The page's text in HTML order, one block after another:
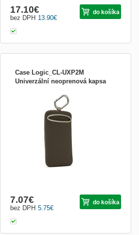
13.90€
bez DPH
17.10€ do košíka
Case Logic_CL-UXP2M
Univerzální neoprenová kapsa
* Neoprenové pouzdro na drobnou
elektroniku od mobilních telefonů, přes
MP3&amp;MP4 přehrávače, až po dig.
fotoaparáty; * Pružný neopren chrání a
brání náhodnému vypadnutí; * Dvě
samostatné kapsy jedna na elektroniku,
druhá na příslušenství (např. sluchát..
5.75€
bez DPH
7.07€ do košíka